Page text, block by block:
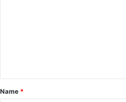
*
Name *